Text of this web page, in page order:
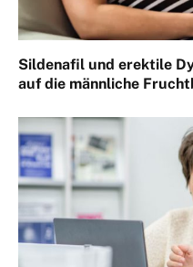
Sildenafil und erektile
auf die männliche